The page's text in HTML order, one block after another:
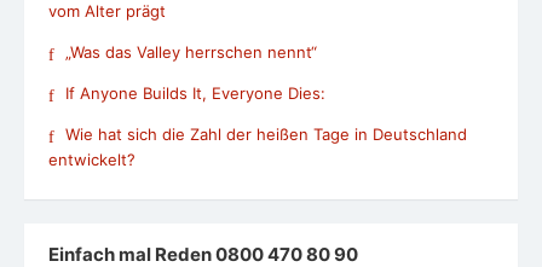
vom Alter prägt
„Was das Valley herrschen nennt“
If Anyone Builds It, Everyone Dies:
Wie hat sich die Zahl der heißen Tage in Deutschland
entwickelt?
Einfach mal Reden 0800 470 80 90